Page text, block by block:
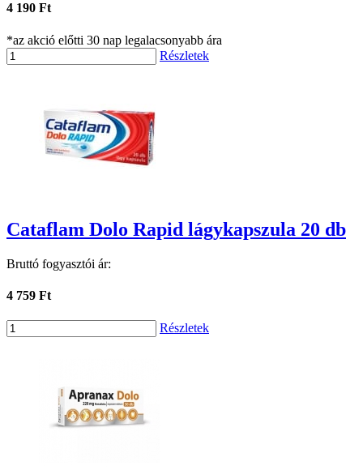
4 190 Ft
*az akció előtti 30 nap legalacsonyabb ára
Részletek
Cataflam Dolo Rapid lágykapszula 20 db
Bruttó fogyasztói ár:
4 759 Ft
Részletek